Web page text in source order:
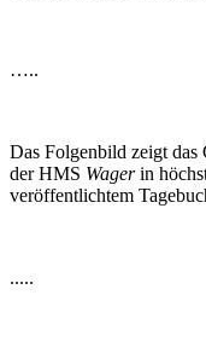
…..
Das Folgenbild zeigt
der HMS Wagerin
veröffentlichtem
.....